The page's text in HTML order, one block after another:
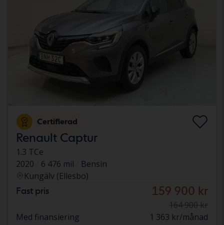
Certifierad
Renault Captur
1.3 TCe
2020
6 476 mil
Bensin
Kungälv (Ellesbo)
Fast pris 159 900 kr
164 900 kr
Med finansiering
1 363 kr/månad